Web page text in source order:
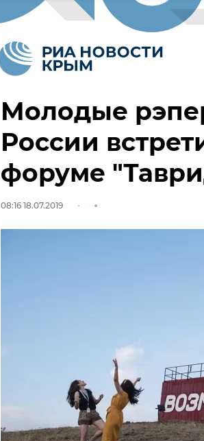
Молодые
России
форуме
08:16 18.07.2019